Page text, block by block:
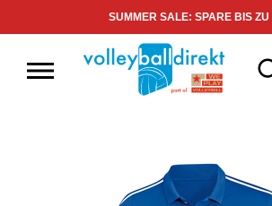
SUMMER SALE: SPARE BIS ZU